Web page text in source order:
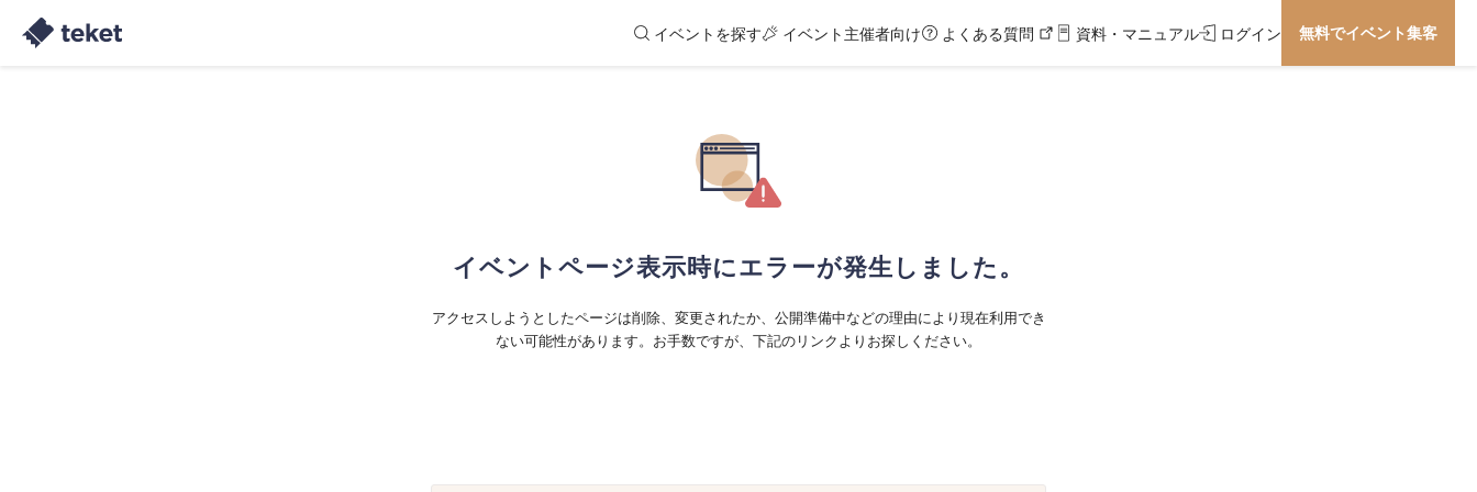
イベントを探す イベント主催者向け よくある質問 資料・マニュアル ログイン 無料でイベント集客
イベントページ表示時にエラーが発生しました。
アクセスしようとしたページは削除、変更されたか、公開準備中などの理由により現在利用でき
ない可能性があります。お手数ですが、下記のリンクよりお探しください。